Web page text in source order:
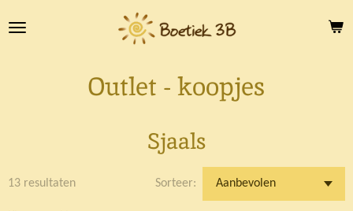
direct
Outlet - koopjes
Sjaals
13 resultaten Sorteer: